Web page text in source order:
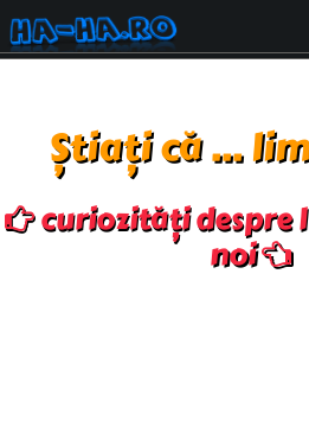
Știați că ...
curiozități despre
noi